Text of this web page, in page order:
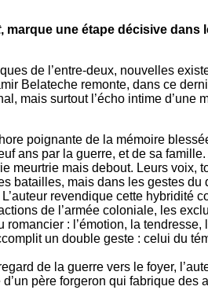
, marque une étape décisive dans
de l’entre-deux, nouvelles
Belateche remonte, dans ce
mais surtout l’écho intime d’une
poignante de la mémoire
ans par la guerre, et de sa
mais debout. Leurs voix,
batailles, mais dans les gestes
revendique cette hybridité
de l’armée coloniale, les
: l’émotion, la
un double geste : celui du
de la guerre vers le foyer,
père forgeron qui fabrique des